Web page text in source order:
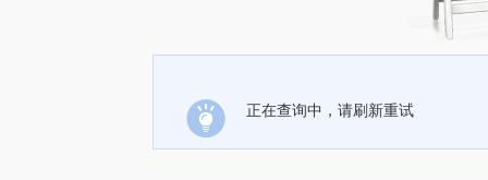
正在查询中，请刷新重试